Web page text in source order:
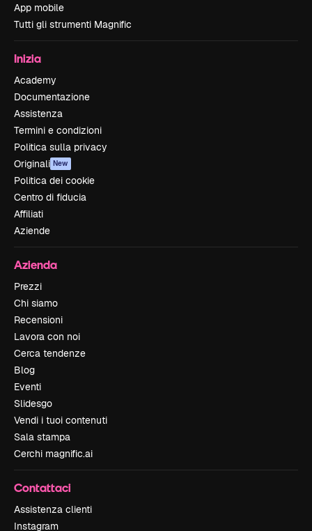
App mobile
Tutti gli strumenti Magnific
Inizia
Academy
Documentazione
Assistenza
Termini e condizioni
Politica sulla privacy
Originali New
Politica dei cookie
Centro di fiducia
Affiliati
Aziende
Azienda
Prezzi
Chi siamo
Recensioni
Lavora con noi
Cerca tendenze
Blog
Eventi
Slidesgo
Vendi i tuoi contenuti
Sala stampa
Cerchi magnific.ai
Contattaci
Assistenza clienti
Instagram